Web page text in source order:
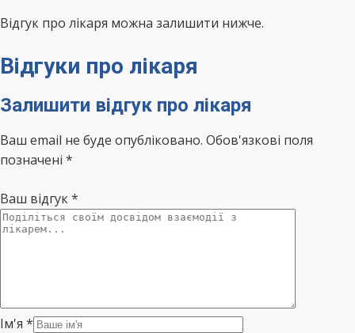
Відгук про лікаря можна залишити нижче.
Відгуки про лікаря
Залишити відгук про лікаря
Ваш email не буде опубліковано. Обов'язкові поля
позначені *
Ваш відгук*
Ім'я *